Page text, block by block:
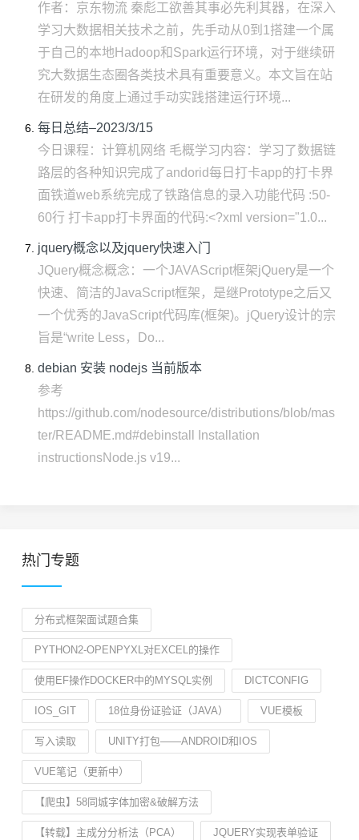
作者：京东物流 秦彪工欲善其事必先利其器，在深入
学习大数据相关技术之前，先手动从0到1搭建一个属
于自己的本地Hadoop和Spark运行环境，对于继续研
究大数据生态圈各类技术具有重要意义。本文旨在站
在研发的角度上通过手动实践搭建运行环境...
每日总结–2023/3/15
今日课程：计算机网络 毛概学习内容：学习了数据链
路层的各种知识完成了andorid每日打卡app的打卡界
面铁道web系统完成了铁路信息的录入功能代码 :50-
60行 打卡app打卡界面的代码:<?xml version="1.0...
jquery概念以及jquery快速入门
JQuery概念概念：一个JAVAScript框架jQuery是一个
快速、简洁的JavaScript框架，是继Prototype之后又
一个优秀的JavaScript代码库(框架)。jQuery设计的宗
旨是“write Less，Do...
debian 安装 nodejs 当前版本
参考
https://github.com/nodesource/distributions/blob/mas
ter/README.md#debinstall Installation
instructionsNode.js v19...
热门专题
分布式框架面试题合集
PYTHON2-OPENPYXL对EXCEL的操作
使用EF操作DOCKER中的MYSQL实例 DICTCONFIG
IOS_GIT 18位身份证验证（JAVA） VUE模板
写入读取 UNITY打包——ANDROID和IOS
VUE笔记（更新中）
【爬虫】58同城字体加密&破解方法
【转载】主成分分析法（PCA） JQUERY实现表单验证